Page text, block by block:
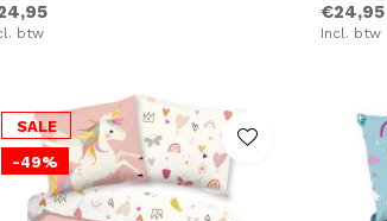
btw
€24,95
Incl. btw
SALE
-49%